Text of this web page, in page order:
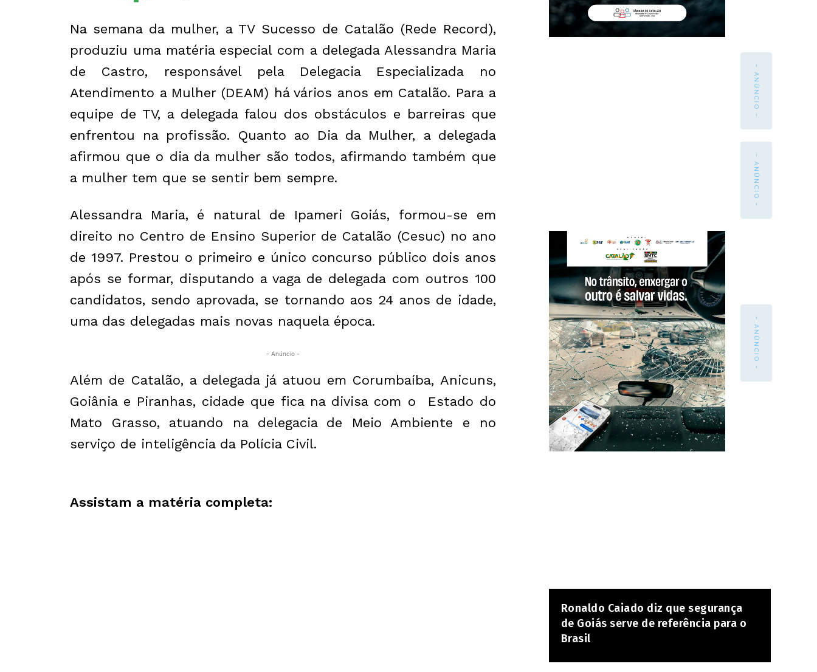
Na semana da mulher, a TV Sucesso de Catalão (Rede Record),
produziu uma matéria especial com a delegada Alessandra Maria
de Castro, responsável pela Delegacia Especializada no
Atendimento a Mulher (DEAM) há vários anos em Catalão. Para a
equipe de TV, a delegada falou dos obstáculos e barreiras que
enfrentou na profissão. Quanto ao Dia da Mulher, a delegada
afirmou que o dia da mulher são todos, afirmando também que
a mulher tem que se sentir bem sempre.
Alessandra Maria, é natural de Ipameri Goiás, formou-se em
direito no Centro de Ensino Superior de Catalão (Cesuc) no ano
de 1997. Prestou o primeiro e único concurso público dois anos
após se formar, disputando a vaga de delegada com outros 100
candidatos, sendo aprovada, se tornando aos 24 anos de idade,
uma das delegadas mais novas naquela época.
- Anúncio -
Além de Catalão, a delegada já atuou em Corumbaíba, Anicuns,
Goiânia e Piranhas, cidade que fica na divisa com o Estado do
Mato Grasso, atuando na delegacia de Meio Ambiente e no
serviço de inteligência da Polícia Civil.
Assistam a matéria completa:
- ANÚNCIO -
- ANÚNCIO -
- ANÚNCIO -
Ronaldo Caiado diz que segurança
de Goiás serve de referência para o
Brasil